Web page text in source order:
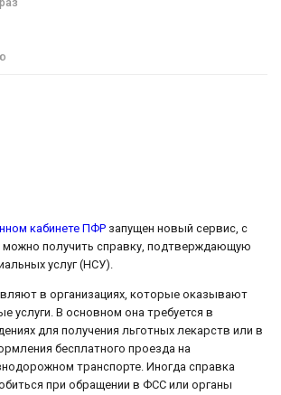
кабинете ПФР запущен новый сервис, с
получить справку, подтверждающую
услуг (НСУ).
в организациях, которые оказывают
услуги. В основном она требуется в
для получения льготных лекарств или в
бесплатного проезда на
транспорте. Иногда справка
при обращении в ФСС или органы